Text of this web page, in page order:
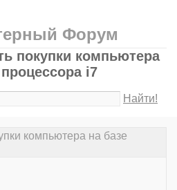
Форум
покупки компьютера
i7
Найти!
компьютера на базе